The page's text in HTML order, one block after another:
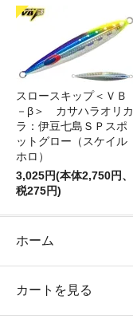
スロースキップ＜ＶＢ
－β＞ カサハラオリカ
ラ：伊豆七島ＳＰスポ
ットグロー（スケイル
ホロ）
3,025円(本体2,750円、
税275円)
ホーム
カートを見る